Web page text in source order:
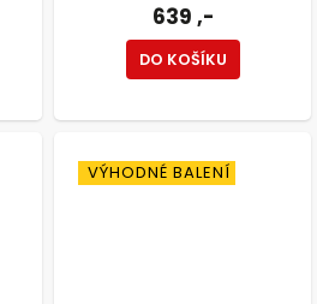
639 ,-
DO KOŠÍKU
VÝHODNÉ BALENÍ